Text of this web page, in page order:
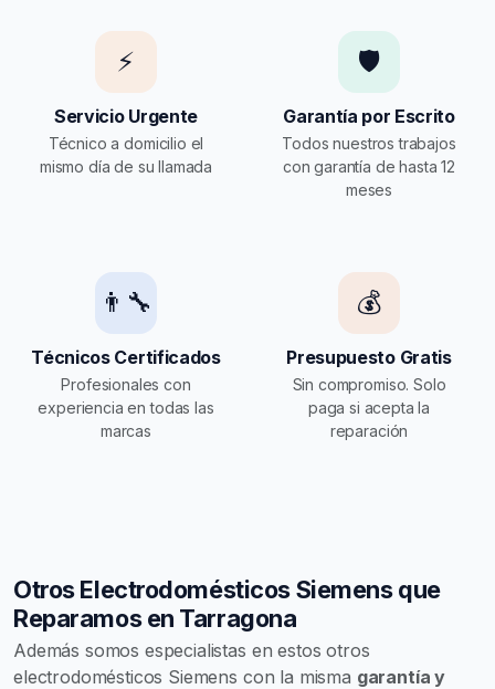
⚡
Servicio Urgente
Técnico a domicilio el
mismo día de su llamada
🛡️
Garantía por Escrito
Todos nuestros trabajos
con garantía de hasta 12
meses
👨‍🔧
Técnicos Certificados
Profesionales con
experiencia en todas las
marcas
💰
Presupuesto Gratis
Sin compromiso. Solo
paga si acepta la
reparación
Otros Electrodomésticos Siemens que
Reparamos en Tarragona
Además somos especialistas en estos otros
electrodomésticos Siemens con la misma garantía y